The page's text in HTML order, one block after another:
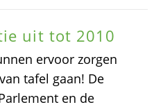
uit tot 2010
ervoor zorgen
tafel gaan! De
en de